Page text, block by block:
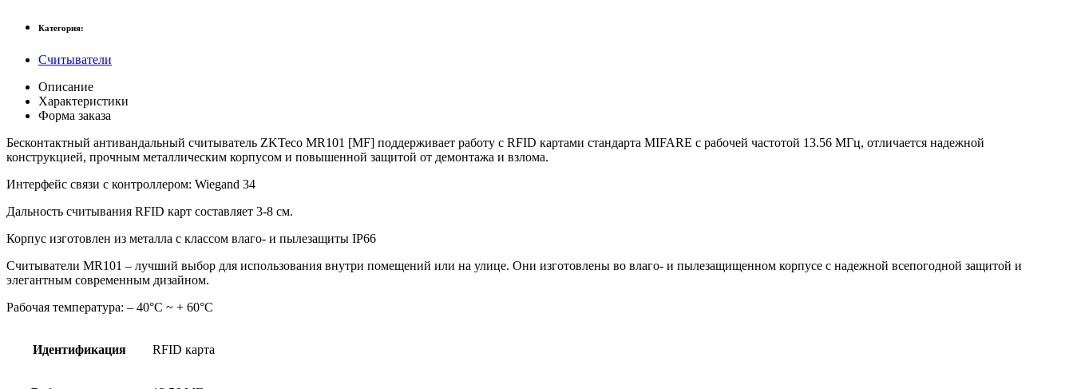
Категория:
Считыватели
Описание
Характеристики
Форма заказа
Бесконтактный антивандальный считыватель ZKTeco MR101 [MF] поддерживает работу с RFID картами стандарта MIFARE с рабочей частотой 13.56 МГц, отличается надежной
конструкцией, прочным металлическим корпусом и повышенной защитой от демонтажа и взлома.
Интерфейс связи с контроллером: Wiegand 34
Дальность считывания RFID карт составляет 3-8 см.
Корпус изготовлен из металла с классом влаго- и пылезащиты IP66
Считыватели MR101 – лучший выбор для использования внутри помещений или на улице. Они изготовлены во влаго- и пылезащищенном корпусе с надежной всепогодной защитой и
элегантным современным дизайном.
Рабочая температура: – 40°C ~ + 60°C
Идентификация RFID карта